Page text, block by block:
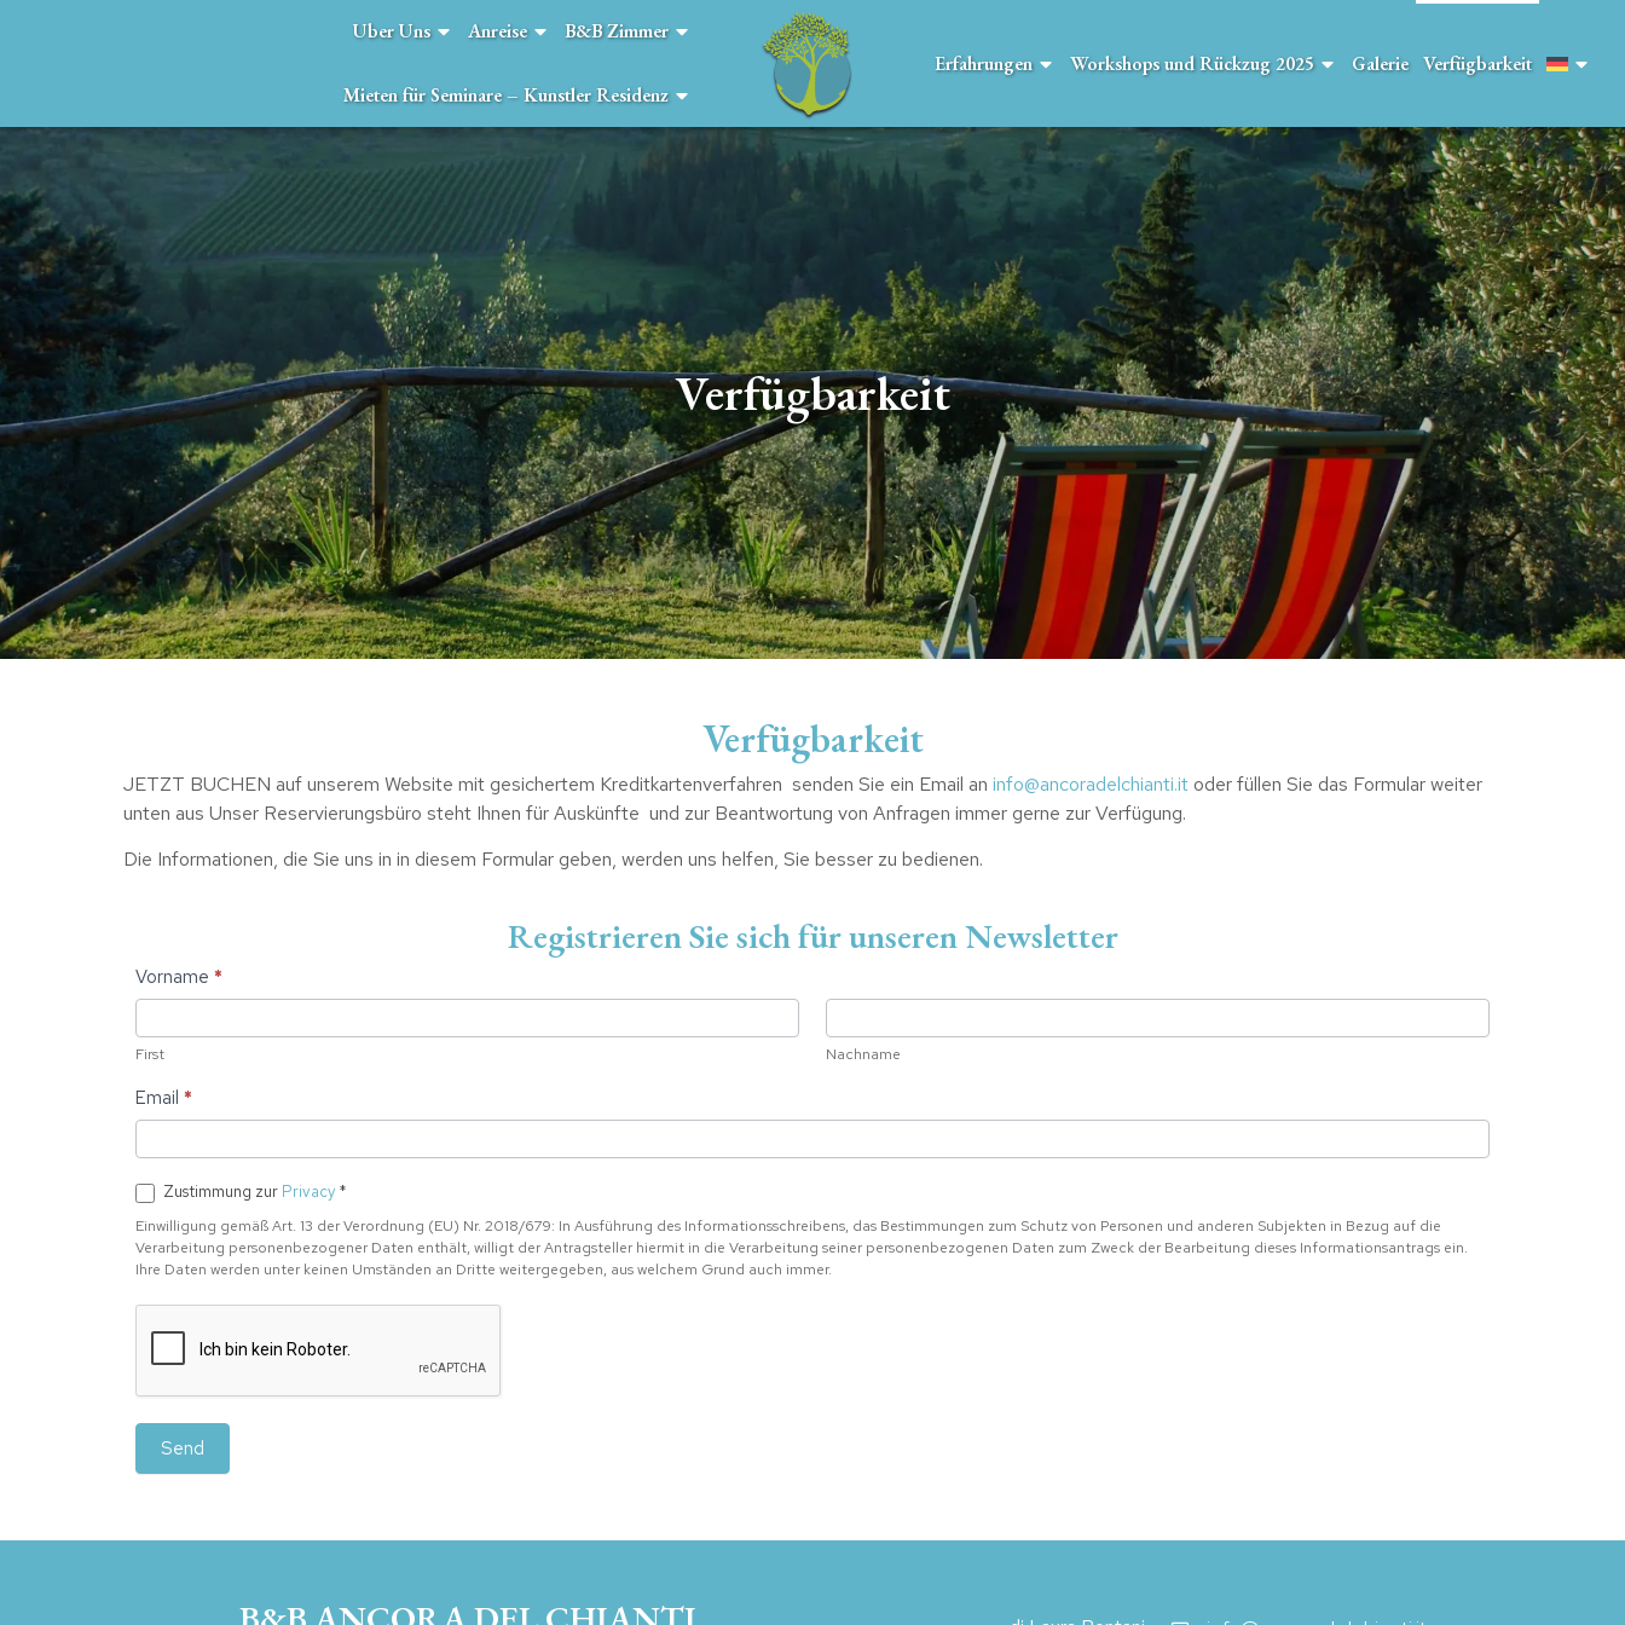
Uber Uns Anreise B&B Zimmer
Mieten für Seminare – Kunstler Residenz
Erfahrungen Workshops und Rückzug 2025 Galerie Verfügbarkeit
Verfügbarkeit
Verfügbarkeit
JETZT BUCHEN auf unserem Website mit gesichertem Kreditkartenverfahren senden Sie ein Email an info@ancoradelchianti.it oder füllen Sie das Formular weiter
unten aus Unser Reservierungsbüro steht Ihnen für Auskünfte und zur Beantwortung von Anfragen immer gerne zur Verfügung.
Die Informationen, die Sie uns in in diesem Formular geben, werden uns helfen, Sie besser zu bedienen.
unseren
Newsletter
Registrieren Sie sich für unseren Newsletter
Vorname *
First Nachname
Email *
Zustimmung zur Privacy *
Einwilligung gemäß Art. 13 der Verordnung (EU) Nr. 2018/679: In Ausführung des Informationsschreibens, das Bestimmungen zum Schutz von Personen und anderen Subjekten in Bezug auf die
Verarbeitung personenbezogener Daten enthält, willigt der Antragsteller hiermit in die Verarbeitung seiner personenbezogenen Daten zum Zweck der Bearbeitung dieses Informationsantrags ein.
Ihre Daten werden unter keinen Umständen an Dritte weitergegeben, aus welchem Grund auch immer.
Send
If you
are
leave
this
blank.